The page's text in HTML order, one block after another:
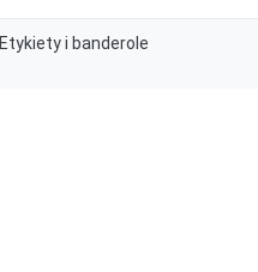
Etykiety i banderole